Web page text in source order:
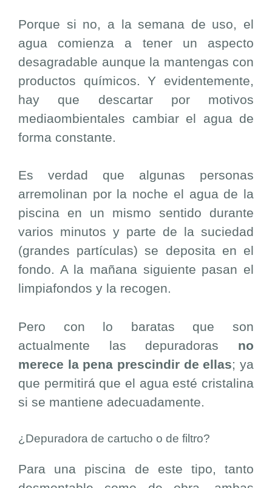
Porque si no, a la semana de uso, el
agua comienza a tener un aspecto
desagradable aunque la mantengas con
productos químicos. Y evidentemente,
hay que descartar por motivos
mediaombientales cambiar el agua de
forma constante.
Es verdad que algunas personas
arremolinan por la noche el agua de la
piscina en un mismo sentido durante
varios minutos y parte de la suciedad
(grandes partículas) se deposita en el
fondo. A la mañana siguiente pasan el
limpiafondos y la recogen.
Pero con lo baratas que son
actualmente las depuradoras no
merece la pena prescindir de ellas; ya
que permitirá que el agua esté cristalina
si se mantiene adecuadamente.
¿Depuradora de cartucho o de filtro?
Para una piscina de este tipo, tanto